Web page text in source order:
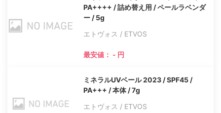
PA++++ / 詰め替え用 / ペールラベンダ
ー / 5g
エトヴォス / ETVOS
最安値： - 円
ミネラルUVベール 2023 / SPF45 /
PA+++ / 本体 / 7g
エトヴォス / ETVOS